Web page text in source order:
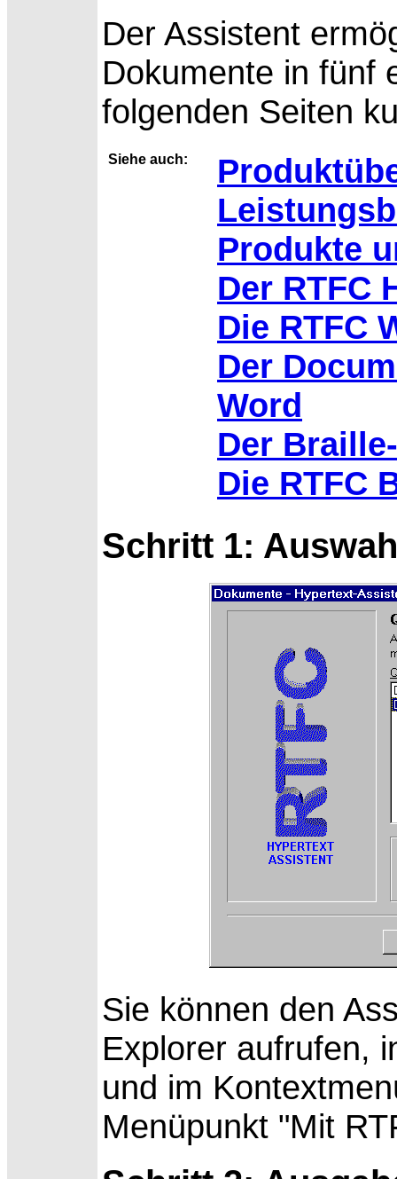
Der Assistent
Dokumente in fünf
folgenden Seiten
Siehe auch:
Produkte
Der RTFC
Die RTFC
Der
Word
Der
Die RTFC
Schritt 1:
Sie können den
Explorer aufrufen,
und im
Menüpunkt "Mit